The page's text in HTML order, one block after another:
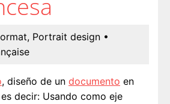
Portrait design •
, diseño de un documento en
decir: Usando como eje